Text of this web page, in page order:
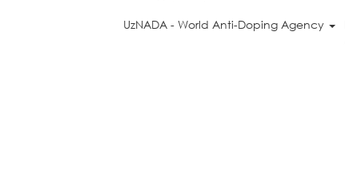
UzNADA - World Anti-Doping Agency